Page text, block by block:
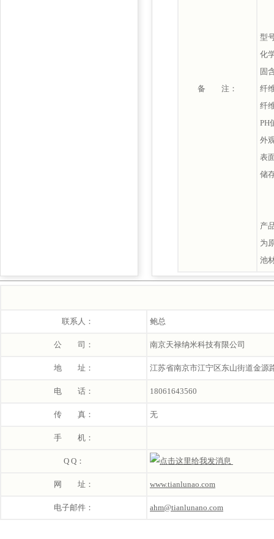
备 注：
型
化
固
纤
纤
PH
外
表
储
产
为
池
联系人： 鲍总
公 司： 南京天禄纳米科技有限公司
地 址： 江苏省南京市江宁区东山街道金源
电 话： 18061643560
传 真： 无
手 机：
Q Q：
网 址： www.tianlunao.com
电子邮件： ahm@tianlunano.com